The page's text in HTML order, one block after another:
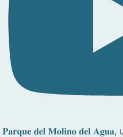
𝐏𝐚𝐫𝐪𝐮𝐞 𝐝𝐞𝐥 𝐌𝐨𝐥𝐢𝐧𝐨 𝐝𝐞𝐥